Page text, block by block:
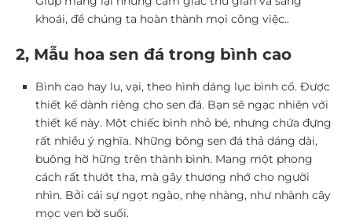
khoái, để chúng ta hoàn thành mọi công việc..
2, Mẫu hoa sen đá trong bình cao
Bình cao hay lu, vại, theo hình dáng lục bình cổ. Được
thiết kế dành riêng cho sen đá. Bạn sẽ ngạc nhiên với
thiết kế này. Một chiếc bình nhỏ bé, nhưng chứa đựng
rất nhiều ý nghĩa. Những bông sen đá thả dáng dài,
buông hờ hững trên thành bình. Mang một phong
cách rất thướt tha, mà gây thương nhớ cho người
nhìn. Bởi cái sự ngọt ngào, nhẹ nhàng, như nhành cây
mọc ven bờ suối.